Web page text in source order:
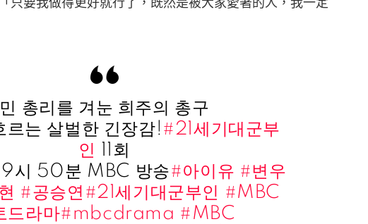
민 총리를 겨눈 희주의 총구
르는 살벌한 긴장감!#21세기대군부
인
11회
9시 50분 MBC 방송#아이유 #변우
#공승연 #21세기대군부인 #MBC
드라마#mbcdrama #MBC